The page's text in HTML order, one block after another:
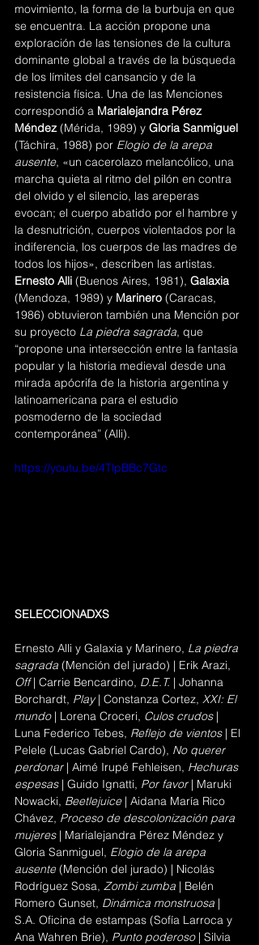
movimiento, la forma de la burbuja en que
se encuentra. La acción propone una
exploración de las tensiones de la cultura
dominante global a través de la búsqueda
de los límites del cansancio y de la
resistencia física. Una de las Menciones
correspondió a Marialejandra Pérez
Méndez (Mérida, 1989) y Gloria Sanmiguel
(Táchira, 1988) por Elogio de la arepa
ausente, «un cacerolazo melancólico, una
marcha quieta al ritmo del pilón en contra
del olvido y el silencio, las areperas
evocan; el cuerpo abatido por el hambre y
la desnutrición, cuerpos violentados por la
indiferencia, los cuerpos de las madres de
todos los hijos», describen las artistas.
Ernesto Alli (Buenos Aires, 1981), Galaxia
(Mendoza, 1989) y Marinero (Caracas,
1986) obtuvieron también una Mención por
su proyecto La piedra sagrada, que
“propone una intersección entre la fantasía
popular y la historia medieval desde una
mirada apócrifa de la historia argentina y
latinoamericana para el estudio
posmoderno de la sociedad
contemporánea” (Alli).
https://youtu.be/4TlpBBc7Gtc
SELECCIONADXS
Ernesto Alli y Galaxia y Marinero, La piedra
sagrada (Mención del jurado) | Erik Arazi,
Off | Carrie Bencardino, D.E.T. | Johanna
Borchardt, Play | Constanza Cortez, XXI: El
mundo | Lorena Croceri, Culos crudos |
Luna Federico Tebes, Reflejo de vientos | El
Pelele (Lucas Gabriel Cardo), No querer
perdonar | Aimé Irupé Fehleisen, Hechuras
espesas | Guido Ignatti, Por favor | Maruki
Nowacki, Beetlejuice | Aidana María Rico
Chávez, Proceso de descolonización para
mujeres | Marialejandra Pérez Méndez y
Gloria Sanmiguel, Elogio de la arepa
ausente (Mención del jurado) | Nicolás
Rodríguez Sosa, Zombi zumba | Belén
Romero Gunset, Dinámica monstruosa |
S.A. Oficina de estampas (Sofía Larroca y
Ana Wahren Brie), Punto poderoso | Silvia